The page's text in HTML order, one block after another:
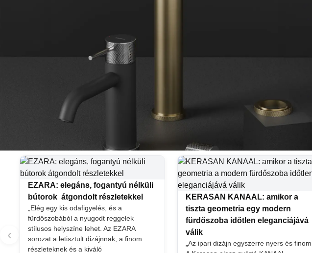
EZARA: elegáns, fogantyú nélküli
bútorok átgondolt részletekkel
„Elég egy kis odafigyelés, és a
fürdőszobából a nyugodt reggelek
stílusos helyszíne lehet. Az EZARA
sorozat a letisztult dizájnnak, a finom
részleteknek és a kiváló
KERASAN KANAAL: amikor a
tiszta geometria egy modern
fürdőszoba időtlen eleganciájává
válik
„Az ipari dizájn egyszerre nyers és finom.
‹